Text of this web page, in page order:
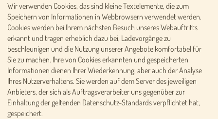
Wir verwenden Cookies, das sind kleine Textelemente, die zum
Speichern von Informationen in Webbrowsern verwendet werden.
Cookies werden bei Ihrem nächsten Besuch unseres Webauftritts
erkannt und tragen erheblich dazu bei, Ladevorgänge zu
beschleunigen und die Nutzung unserer Angebote komfortabel für
Sie zu machen. Ihre von Cookies erkannten und gespeicherten
Informationen dienen Ihrer Wiederkennung, aber auch der Analyse
Ihres Nutzerverhaltens. Sie werden auf dem Server des jeweiligen
Anbieters, der sich als Auftragsverarbeiter uns gegenüber zur
Einhaltung der geltenden Datenschutz-Standards verpflichtet hat,
gespeichert.